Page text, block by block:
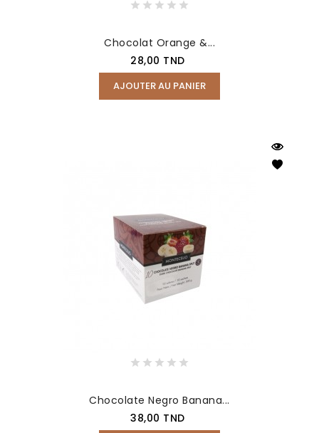
Chocolat Orange &...
Prix
28,00 TND
AJOUTER AU PANIER
Chocolate Negro Banana...
Prix
38,00 TND